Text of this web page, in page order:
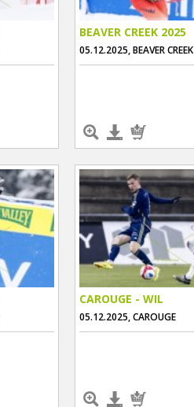
BEAVER CREEK 2025
05.12.2025, BEAVER CREEK
CAROUGE - WIL
05.12.2025, CAROUGE